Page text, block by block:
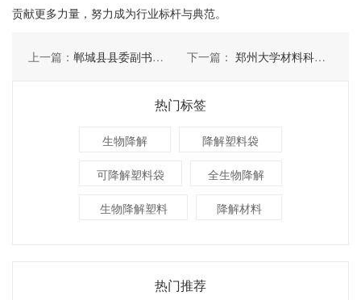
贡献更多力量，努力成为行业标杆与典范。
上一篇： 郸城县县委副书记宋一兵一行莅临河南特创考察 下一篇： 郑州大学材料科学与工程学院师生莅临河南特创实地参观
热门标签
生物降解 降解塑料袋
可降解塑料袋 全生物降解
生物降解塑料 降解材料
热门推荐